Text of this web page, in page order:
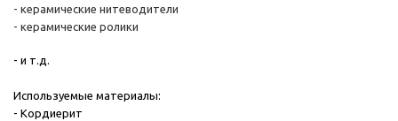
- керамические нитеводители
- керамические ролики
- и т.д.
Используемые материалы:
- Кордиерит